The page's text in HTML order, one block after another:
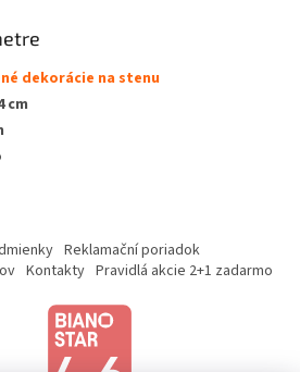
dekorácie na stenu
cm
Reklamační poriadok
Kontakty Pravidlá akcie 2+1 zadarmo